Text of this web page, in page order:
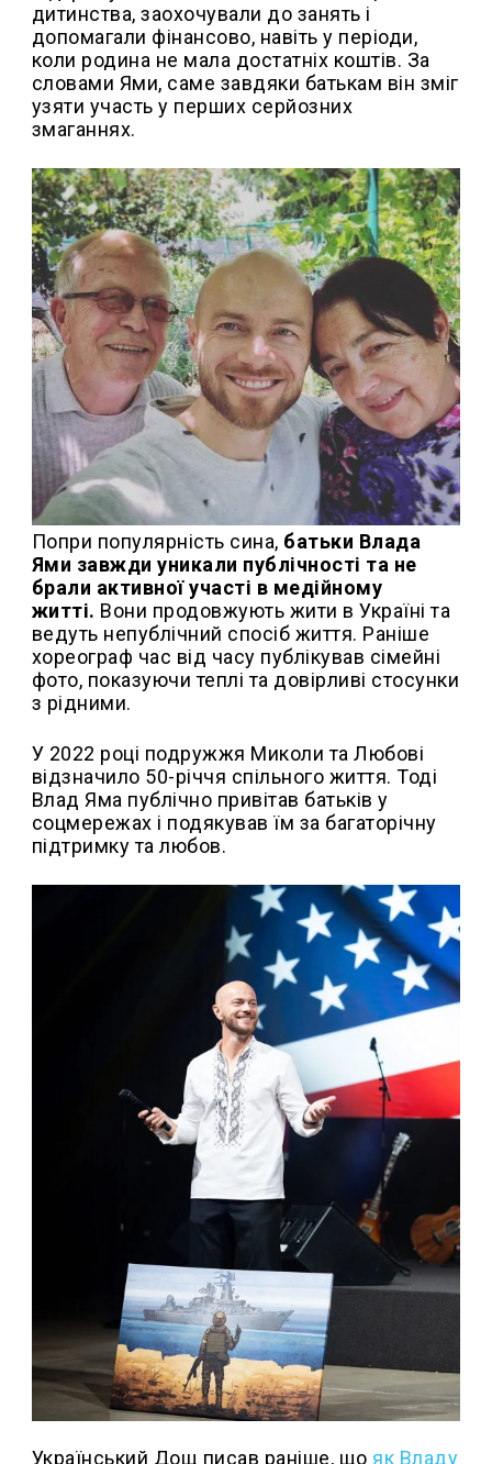
дитинства, заохочували до занять і
допомагали фінансово, навіть у періоди,
коли родина не мала достатніх коштів. За
словами Ями, саме завдяки батькам він зміг
узяти участь у перших серйозних
змаганнях.
Попри популярність сина, батьки Влада
Ями завжди уникали публічності та не
брали активної участі в медійному
житті. Вони продовжують жити в Україні та
ведуть непублічний спосіб життя. Раніше
хореограф час від часу публікував сімейні
фото, показуючи теплі та довірливі стосунки
з рідними.
У 2022 році подружжя Миколи та Любові
відзначило 50-річчя спільного життя. Тоді
Влад Яма публічно привітав батьків у
соцмережах і подякував їм за багаторічну
підтримку та любов.
Український Дощ писав раніше, щояк Владу